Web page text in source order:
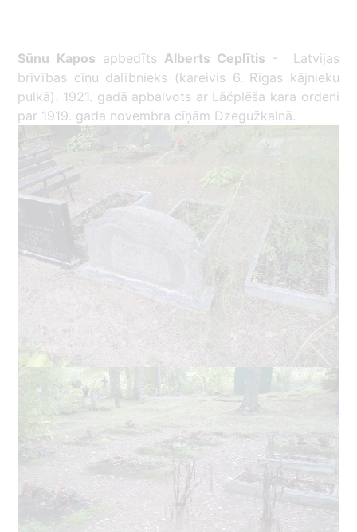
Sūnu Kapos apbedīts Alberts Ceplītis - Latvijas
brīvības cīņu dalībnieks (kareivis 6. Rīgas kājnieku
pulkā). 1921. gadā apbalvots ar Lāčplēša kara ordeni
par 1919. gada novembra cīņām Dzegužkalnā.